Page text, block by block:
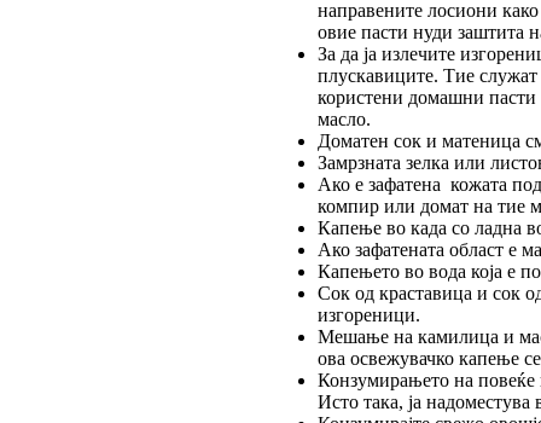
направените лосиони
овие пасти нуди заштита
За да ја излечите
плускавиците. Тие служат
користени домашни пасти
масло.
Доматен сок и матеница
Замрзната зелка или
Ако е зафатена кожата
компир или домат на тие
Капење во када со ладна
Ако зафатената област е
Капењето во вода која е
Сок од краставица и сок
изгореници.
Мешање на камилица и
ова освежувачко капење
Конзумирањето на повеќе
Исто така, ја надоместува